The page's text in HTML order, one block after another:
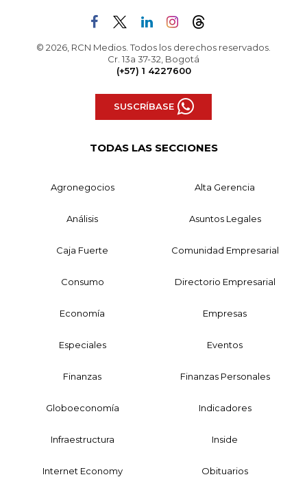
© 2026, RCN Medios. Todos los derechos reservados.
Cr. 13a 37-32, Bogotá
(+57) 1 4227600
SUSCRÍBASE
TODAS LAS SECCIONES
Agronegocios Alta Gerencia
Análisis Asuntos Legales
Caja Fuerte Comunidad Empresarial
Consumo Directorio Empresarial
Economía Empresas
Especiales Eventos
Finanzas Finanzas Personales
Globoeconomía Indicadores
Infraestructura Inside
Internet Economy Obituarios